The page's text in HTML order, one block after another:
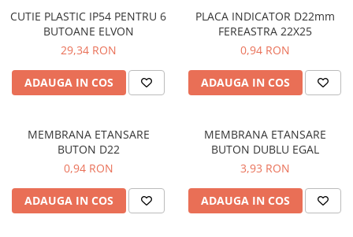
Coliere de plastic
Iluminat
Iluminat de Siguranță
Lămpi și componente
Paratrasnet și Protecție la Trăsnet
Catarge
CUTIE PLASTIC IP54 PENTRU 6
BUTOANE ELVON
29,34 RON
ADAUGA IN COS
PLACA INDICATOR D22mm
FEREASTRA 22X25
0,94 RON
ADAUGA IN COS
MEMBRANA ETANSARE
BUTON D22
0,94 RON
ADAUGA IN COS
MEMBRANA ETANSARE
BUTON DUBLU EGAL
3,93 RON
ADAUGA IN COS